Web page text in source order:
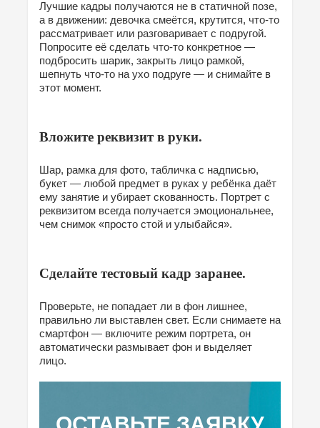
Лучшие кадры получаются не в статичной позе,
а в движении: девочка смеётся, крутится, что-то
рассматривает или разговаривает с подругой.
Попросите её сделать что-то конкретное —
подбросить шарик, закрыть лицо рамкой,
шепнуть что-то на ухо подруге — и снимайте в
этот момент.
Вложите реквизит в руки.
Шар, рамка для фото, табличка с надписью,
букет — любой предмет в руках у ребёнка даёт
ему занятие и убирает скованность. Портрет с
реквизитом всегда получается эмоциональнее,
чем снимок «просто стой и улыбайся».
Сделайте тестовый кадр заранее.
Проверьте, не попадает ли в фон лишнее,
правильно ли выставлен свет. Если снимаете на
смартфон — включите режим портрета, он
автоматически размывает фон и выделяет
лицо.